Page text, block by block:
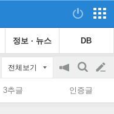
정보 · 뉴스 DB
전체보기
공
on/off
검
색
글
쓰
3추글 인증글